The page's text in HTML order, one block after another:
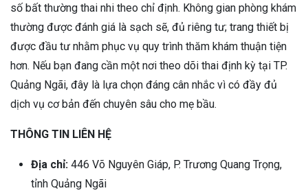
số bất thường thai nhi theo chỉ định. Không gian phòng khám
thường được đánh giá là sạch sẽ, đủ riêng tư; trang thiết bị
được đầu tư nhằm phục vụ quy trình thăm khám thuận tiện
hơn. Nếu bạn đang cần một nơi theo dõi thai định kỳ tại TP.
Quảng Ngãi, đây là lựa chọn đáng cân nhắc vì có đầy đủ
dịch vụ cơ bản đến chuyên sâu cho mẹ bầu.
THÔNG TIN LIÊN HỆ
Địa chỉ: 446 Võ Nguyên Giáp, P. Trương Quang Trọng,
tỉnh Quảng Ngãi